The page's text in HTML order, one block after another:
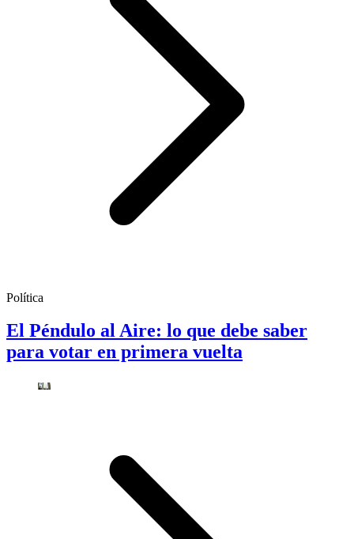
Política
El Péndulo al Aire: lo que debe saber
para votar en primera vuelta